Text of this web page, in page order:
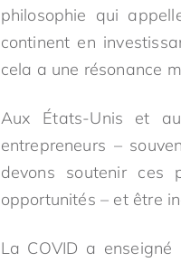
philosophie qui
continent en
cela a une résonance
Aux États-Unis et
entrepreneurs –
devons soutenir ces
opportunités – et être
La COVID a